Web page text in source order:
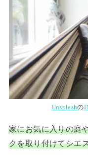
Unsplashの
家にお気に入りの庭
クを取り付けてシエ